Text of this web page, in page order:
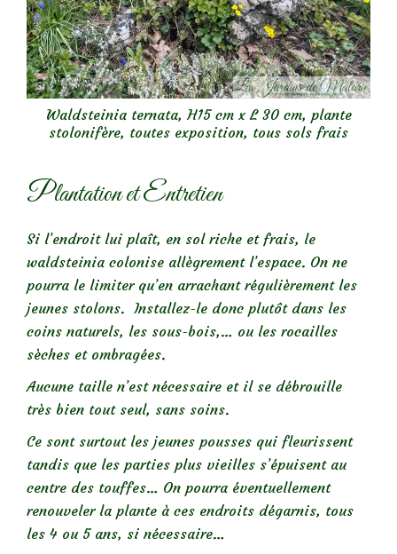
Waldsteinia ternata, H15 cm x L 30 cm, plante
stolonifère, toutes exposition, tous sols frais
Plantation et Entretien
Si l’endroit lui plaît, en sol riche et frais, le
waldsteinia colonise allègrement l’espace. On ne
pourra le limiter qu’en arrachant régulièrement les
jeunes stolons. Installez-le donc plutôt dans les
coins naturels, les sous-bois,… ou les rocailles
sèches et ombragées.
Aucune taille n’est nécessaire et il se débrouille
très bien tout seul, sans soins.
Ce sont surtout les jeunes pousses qui fleurissent
tandis que les parties plus vieilles s’épuisent au
centre des touffes… On pourra éventuellement
renouveler la plante à ces endroits dégarnis, tous
les 4 ou 5 ans, si nécessaire…